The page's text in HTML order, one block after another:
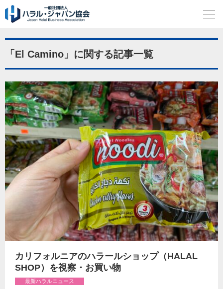
「El Camino」に関する記事一覧
カリフォルニアのハラールショップ（HALAL
SHOP）を視察・お買い物
最新ハラルニュース